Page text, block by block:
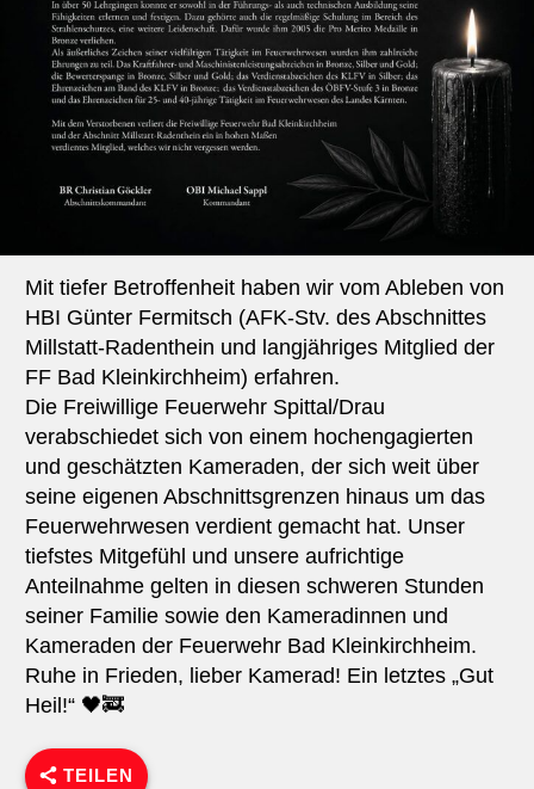
Mit tiefer Betroffenheit haben wir vom Ableben von
HBI Günter Fermitsch (AFK-Stv. des Abschnittes
Millstatt-Radenthein und langjähriges Mitglied der
FF Bad Kleinkirchheim) erfahren.
Die Freiwillige Feuerwehr Spittal/Drau
verabschiedet sich von einem hochengagierten
und geschätzten Kameraden, der sich weit über
seine eigenen Abschnittsgrenzen hinaus um das
Feuerwehrwesen verdient gemacht hat. Unser
tiefstes Mitgefühl und unsere aufrichtige
Anteilnahme gelten in diesen schweren Stunden
seiner Familie sowie den Kameradinnen und
Kameraden der Feuerwehr Bad Kleinkirchheim.
Ruhe in Frieden, lieber Kamerad! Ein letztes „Gut
Heil!“ 🖤🚒
TEILEN